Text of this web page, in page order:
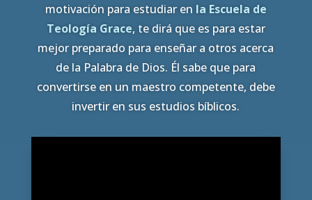
motivación para estudiar en la Escuela de
Teología Grace, te dirá que es para estar
mejor preparado para enseñar a otros acerca
de la Palabra de Dios. Él sabe que para
convertirse en un maestro competente, debe
invertir en sus estudios bíblicos.